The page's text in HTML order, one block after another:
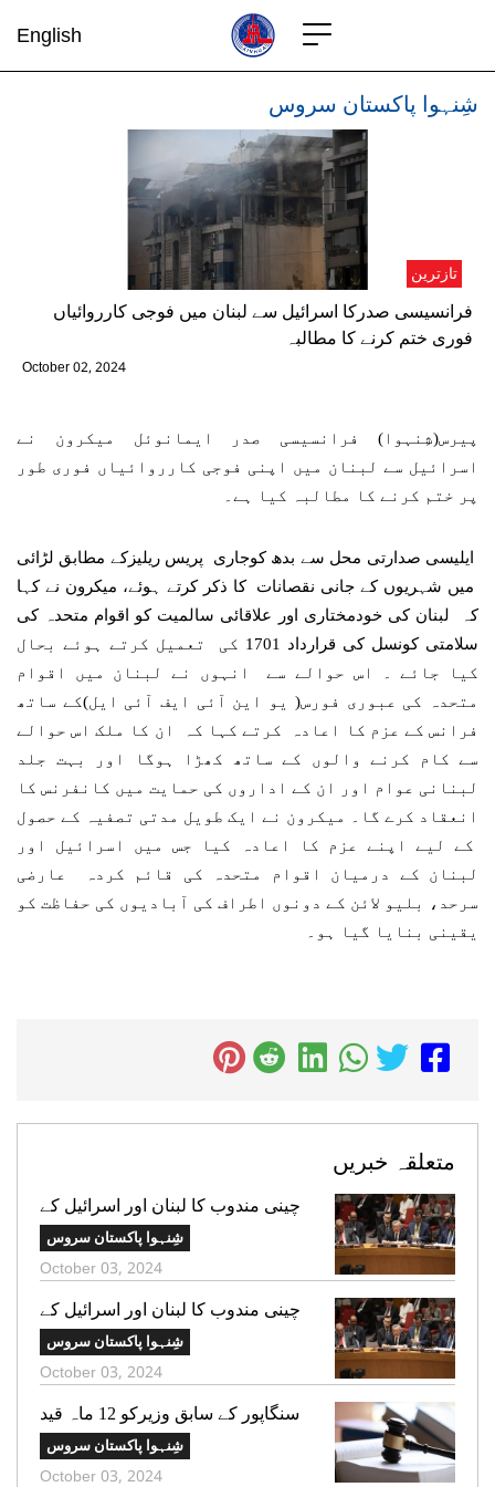
English
شِنہوا پاکستان سروس
فرانسیسی صدرکا اسرائیل سے لبنان میں فوجی کارروائیاں
فوری ختم کرنے کا مطالبہ
تازترین
October 02, 2024
پیرس(شِنہوا) فرانسیسی صدر ایمانوئل میکرون نے
اسرائیل سے لبنان میں اپنی فوجی کارروائیاں فوری طور
پر ختم کرنے کا مطالبہ کیا ہے۔
ایلیسی صدارتی محل سے بدھ کوجاری پریس ریلیزکے مطابق لڑائی
میں شہریوں کے جانی نقصانات کا ذکر کرتے ہوئے، میکرون نے کہا
کہ لبنان کی خودمختاری اور علاقائی سالمیت کو اقوام متحدہ کی
سلامتی کونسل کی قرارداد 1701 کی تعمیل کرتے ہوئے بحال
کیا جائے ۔ اس حوالے سے انہوں نے لبنان میں اقوام
متحدہ کی عبوری فورس( یو این آئی ایف آئی ایل)کے ساتھ
فرانس کے عزم کا اعادہ کرتے کہا کہ ان کا ملک اس حوالے
سے کام کرنے والوں کے ساتھ کھڑا ہوگا اور بہت جلد
لبنانی عوام اور ان کے اداروں کی حمایت میں کانفرنس کا
انعقاد کرے گا۔ میکرون نے ایک طویل مدتی تصفیہ کے حصول
کے لیے اپنے عزم کا اعادہ کیا جس میں اسرائیل اور
لبنان کے درمیان اقوام متحدہ کی قائم کردہ عارضی
سرحد، بلیو لائن کے دونوں اطراف کی آبادیوں کی حفاظت کو
یقینی بنایا گیا ہو۔
متعلقہ خبریں
چینی مندوب کا لبنان اور اسرائیل کے
درمیان کشیدگی کم کرنے کے اقدامات
پر زور
شِنہوا پاکستان سروس
October 03, 2024
چینی مندوب کا لبنان اور اسرائیل کے
درمیان کشیدگی کم کرنے کے اقدامات
پر زور
شِنہوا پاکستان سروس
October 03, 2024
سنگاپور کے سابق وزیرکو 12 ماہ قید
کی سزا
شِنہوا پاکستان سروس
October 03, 2024